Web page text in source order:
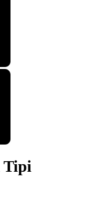
Tipi